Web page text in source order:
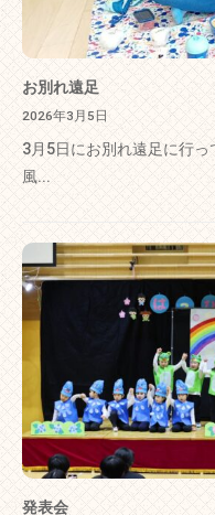
お別れ遠足
2026年3月5日
3月5日にお別れ遠足に行
風...
発表会